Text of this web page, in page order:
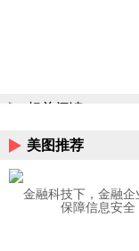
相关阅读
美图推荐
金融科技下，金融企
保障信息安全